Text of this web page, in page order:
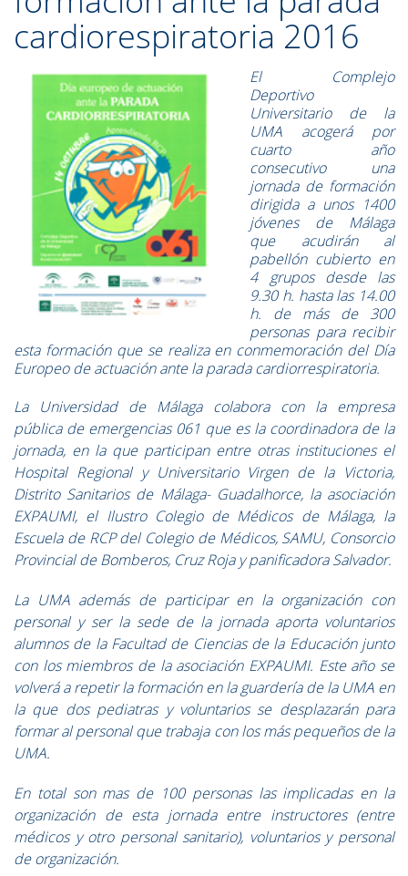
cardiorespiratoria 2016
El Complejo
Deportivo
Universitario de la
UMA acogerá por
cuarto año
consecutivo una
jornada de formación
dirigida a unos 1400
jóvenes de Málaga
que acudirán al
pabellón cubierto en
4 grupos desde las
9.30 h. hasta las 14.00
h. de más de 300
personas para recibir
esta formación que se realiza en conmemoración del Día
Europeo de actuación ante la parada cardiorrespiratoria.
La Universidadde Málaga colabora con la empresa
pública de emergencias 061 que es la coordinadora de la
jornada, en la que participan entre otras instituciones el
Hospital Regional y Universitario Virgen de la Victoria,
Distrito Sanitarios de Málaga- Guadalhorce, la asociación
EXPAUMI, el Ilustro Colegio de Médicos de Málaga, la
Escuela de RCP del Colegio de Médicos, SAMU, Consorcio
Provincial de Bomberos, Cruz Roja y panificadora Salvador.
La UMAademás de participar en la organización con
personal y ser la sede de la jornada aporta voluntarios
alumnos de la Facultad de Ciencias de la Educación junto
con los miembros de la asociación EXPAUMI. Este año se
volverá a repetir la formación en la guardería de la UMA en
la que dos pediatras y voluntarios se desplazarán para
formar al personal que trabaja con los más pequeños de la
UMA.
En total son mas de 100 personas las implicadas en la
organización de esta jornada entre instructores (entre
médicos y otro personal sanitario), voluntarios y personal
de organización.